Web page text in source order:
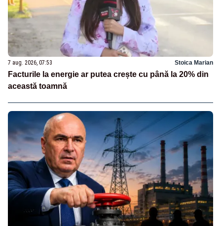
7 aug. 2026, 07:53 Stoica Marian
Facturile la energie ar putea crește cu până la 20% din
această toamnă